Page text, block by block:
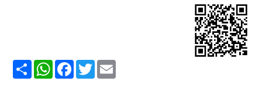
ShareWhatsApp
Facebook
Twitter